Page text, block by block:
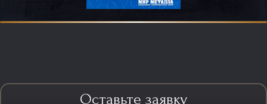
Оставьте заявку